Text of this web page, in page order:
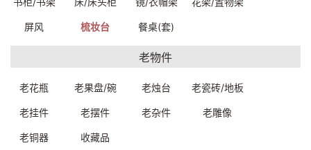
花颜-印度柚木雕花梳妆柜梳
化妆桌(套)98.5*46*185cm
1810800139999
屏风 梳妆台 餐桌(套)
老物件
老花瓶 老果盘/碗 老烛台 老瓷砖/地板
老挂件 老摆件 老杂件 老雕像
老铜器 收藏品